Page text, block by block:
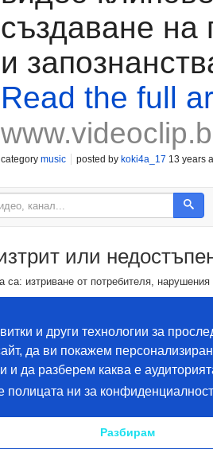
създаване на
и
Read the full
category music posted by koki4a_17 13 years